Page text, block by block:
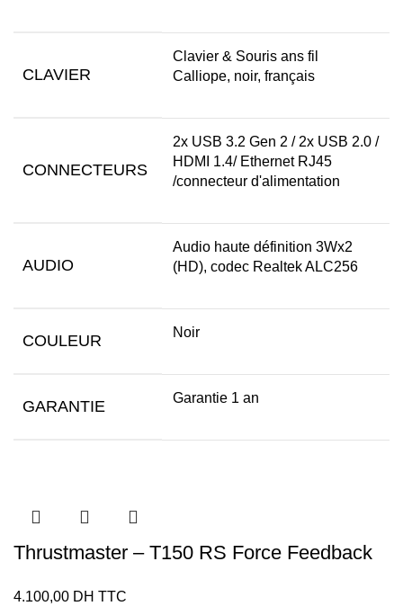
CLAVIER
Clavier & Souris ans fil
Calliope, noir, français
CONNECTEURS
2x USB 3.2 Gen 2 / 2x USB 2.0 /
HDMI 1.4/ Ethernet RJ45
/connecteur d'alimentation
AUDIO
Audio haute définition 3Wx2
(HD), codec Realtek ALC256
COULEUR Noir
GARANTIE Garantie 1 an
Thrustmaster – T150 RS Force Feedback
4.100,00 DH TTC